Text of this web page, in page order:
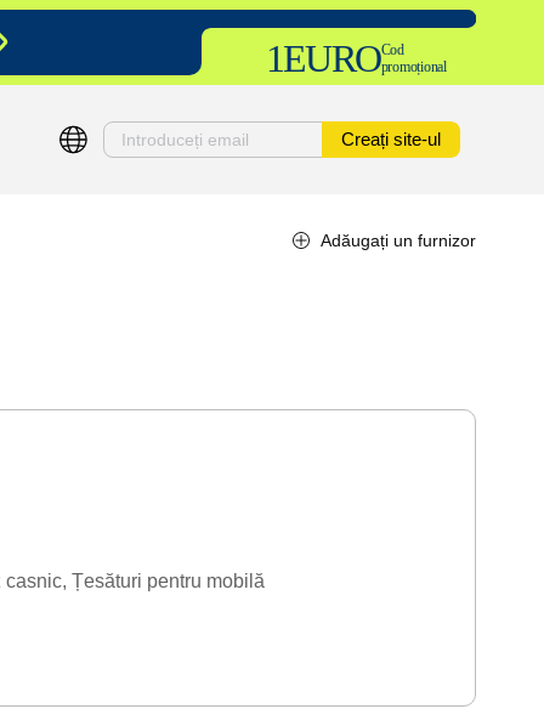
1EUROCod
promoțional
Creați site-ul
Adăugați un furnizor
casnic Țesături pentru mobilă